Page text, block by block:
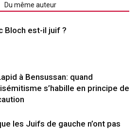
Du même auteur
Bloch est-il juif ?
à Bensussan: quand
s’habille en principe de
les Juifs de gauche n’ont pas